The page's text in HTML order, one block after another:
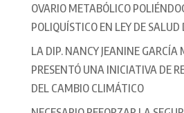
OVARIO METABÓLICO
POLIQUÍSTICO EN LEY DE SALUD
LA DIP. NANCY JEANINE GARCÍA
PRESENTÓ UNA INICIATIVA DE
DEL CAMBIO CLIMÁTICO